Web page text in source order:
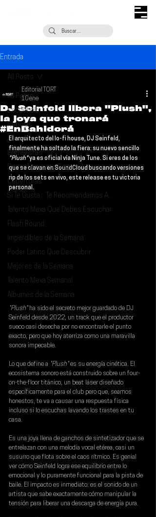
Entrada
All Posts
Escúchalo
Noticias
¿Qué Plan?
Entrevistas
Descubrimiento Semanal
Coberturas
Si Te Gusta... Te Recomendamos A...
Talento Mexa Que Debes Escuchar
Flash Round
Imperdibles de la Semana
Poder Latino Que Descubrir
Mejores de la Semana
Talento Mexa Semanal
Álbumes de la Semana
All Posts
DJ Seinfeld libera "Plush",
la joya que tronará
#EnBahidorá
Editorial TORT
10 ene
El arquitecto del lo-fi house, DJ Seinfeld,
finalmente ha soltado la fiera: su nuevo sencillo
"Plush" ya es oficial vía Ninja Tune. Si eres de los
que se clavan en SoundCloud buscando versiones
rip de los sets en vivo, este release es tu victoria
personal.
"Plush" ha sido el secreto mejor guardado de DJ
Seinfeld desde 2022, un track que el productor
sueco casi desecha por no encontrarle el punto
exacto, pero que hoy aterriza como una maravilla
sonora impecable.
Lo que define a "Plush" es su energía cinética. El
ecosistema sonoro está construido sobre un four-
on-the-floor titánico, un beat láser diseñado
específicamente para el club pero que, seamos
honestos, te va a causar una respuesta física
incluso si lo escuchas lavando los trastes en tu
casa.
Es una joya llena de ganchos de sintetizador que se
entrelazan con una melodía vocal etérea, casi un
susurro que flota sobre el caos rítmico. Es genial
ver cómo Seinfeld logra ese equilibrio entre lo
emocional y lo puramente funcional para la pista de
baile. El impacto es inmediato: es el sonido de un
artista que sabe exactamente cómo manipular la
tensión para liberar una descarga de energía pura.